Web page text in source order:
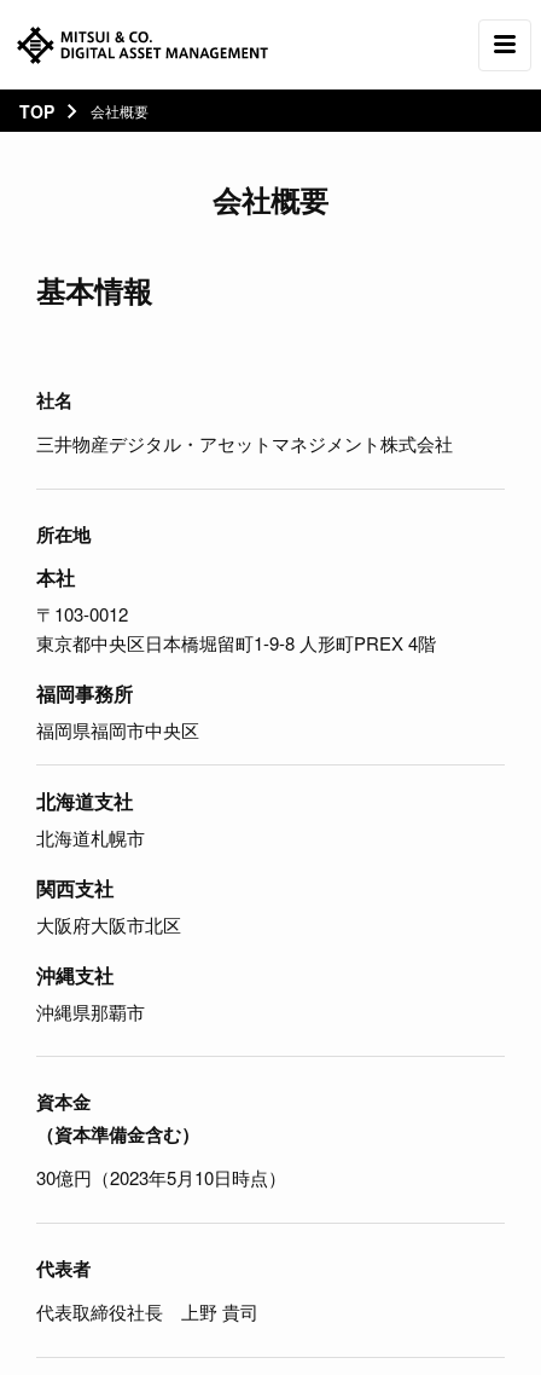
TOP 会社概要
会社概要
基本情報
社名
三井物産デジタル・アセットマネジメント株式会社
所在地
本社
〒103-0012
東京都中央区日本橋堀留町1-9-8 人形町PREX 4階
福岡事務所
福岡県福岡市中央区
北海道支社
北海道札幌市
関西支社
大阪府大阪市北区
沖縄支社
沖縄県那覇市
資本金
（資本準備金含む）
30億円（2023年5月10日時点）
代表者
代表取締役社長 上野 貴司